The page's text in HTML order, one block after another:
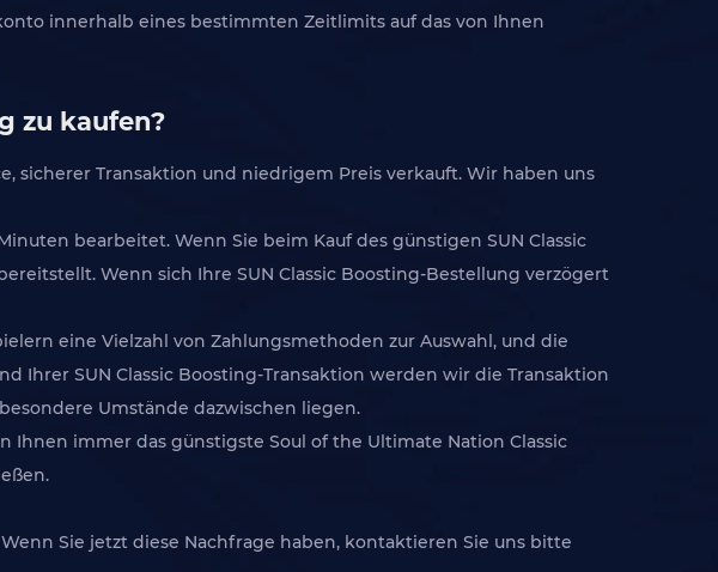
innerhalb eines bestimmten Zeitlimits auf das von Ihnen
zu kaufen?
sicherer Transaktion und niedrigem Preis verkauft. Wir haben uns
bearbeitet. Wenn Sie beim Kauf des günstigen SUN Classic
Wenn sich Ihre SUN Classic Boosting-Bestellung verzögert
eine Vielzahl von Zahlungsmethoden zur Auswahl, und die
SUN Classic Boosting-Transaktion werden wir die Transaktion
Umstände dazwischen liegen.
immer das günstigste Soul of the Ultimate Nation Classic
Sie jetzt diese Nachfrage haben, kontaktieren Sie uns bitte